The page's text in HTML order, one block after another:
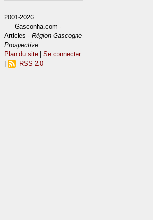
2001-2026
— Gasconha.com -
Articles -Région Gascogne
Prospective
Plan du site |Se connecter
RSS 2.0